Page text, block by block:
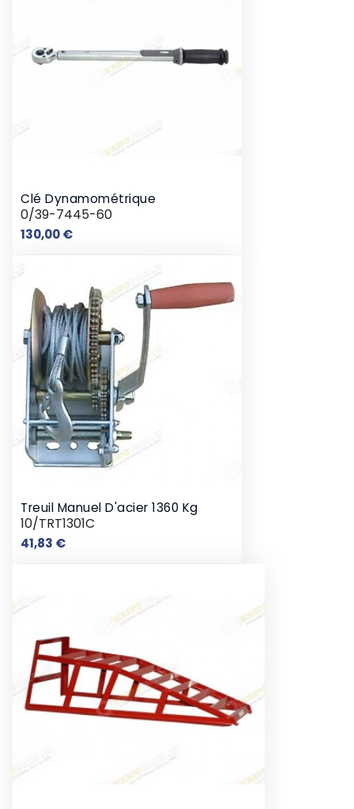
Clé Dynamométrique
0/39-7445-60
130,00 €Prix
Treuil Manuel D'acier 1360 Kg
10/TRT1301C
41,83 €Prix